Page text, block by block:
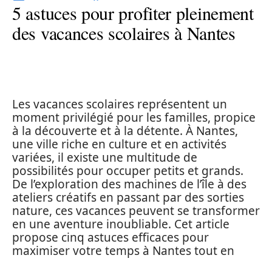
5 astuces pour profiter pleinement
des vacances scolaires à Nantes
Les vacances scolaires représentent un
moment privilégié pour les familles, propice
à la découverte et à la détente. À Nantes,
une ville riche en culture et en activités
variées, il existe une multitude de
possibilités pour occuper petits et grands.
De l’exploration des machines de l’île à des
ateliers créatifs en passant par des sorties
nature, ces vacances peuvent se transformer
en une aventure inoubliable. Cet article
propose cinq astuces efficaces pour
maximiser votre temps à Nantes tout en